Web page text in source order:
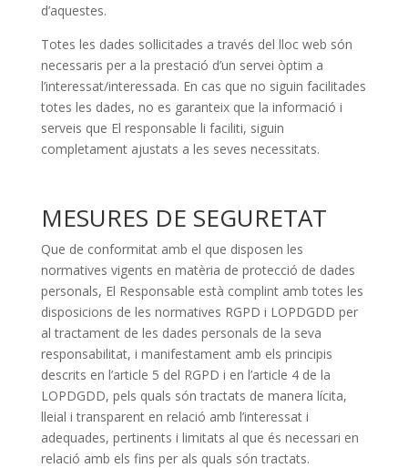
d’aquestes.
Totes les dades sol·licitades a través del lloc web són
necessaris per a la prestació d’un servei òptim a
l’interessat/interessada. En cas que no siguin facilitades
totes les dades, no es garanteix que la informació i
serveis que El responsable li faciliti, siguin
completament ajustats a les seves necessitats.
MESURES DE SEGURETAT
Que de conformitat amb el que disposen les
normatives vigents en matèria de protecció de dades
personals, El Responsable està complint amb totes les
disposicions de les normatives RGPD i LOPDGDD per
al tractament de les dades personals de la seva
responsabilitat, i manifestament amb els principis
descrits en l’article 5 del RGPD i en l’article 4 de la
LOPDGDD, pels quals són tractats de manera lícita,
lleial i transparent en relació amb l’interessat i
adequades, pertinents i limitats al que és necessari en
relació amb els fins per als quals són tractats.